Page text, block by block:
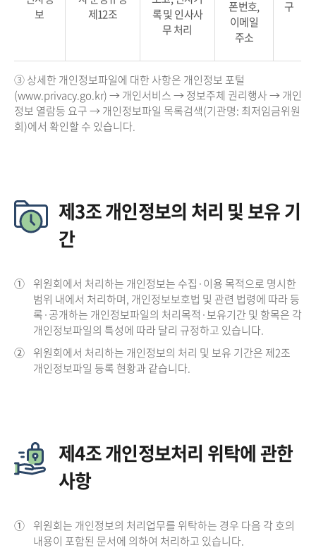
보
제12조
록 및 인사사
무 처리
폰번호,
이메일
주소
구
③ 상세한 개인정보파일에 대한 사항은 개인정보 포털
(www.privacy.go.kr) → 개인서비스 → 정보주체 권리행사 → 개인
정보 열람등 요구 → 개인정보파일 목록검색(기관명: 최저임금위원
회)에서 확인할 수 있습니다.
제3조 개인정보의 처리 및 보유 기
간
① 위원회에서 처리하는 개인정보는 수집·이용 목적으로 명시한
범위 내에서 처리하며, 개인정보보호법 및 관련 법령에 따라 등
록·공개하는 개인정보파일의 처리목적·보유기간 및 항목은 각
개인정보파일의 특성에 따라 달리 규정하고 있습니다.
② 위원회에서 처리하는 개인정보의 처리 및 보유 기간은 제2조
개인정보파일 등록 현황과 같습니다.
제4조 개인정보처리 위탁에 관한
사항
① 위원회는 개인정보의 처리업무를 위탁하는 경우 다음 각 호의
내용이 포함된 문서에 의하여 처리하고 있습니다.